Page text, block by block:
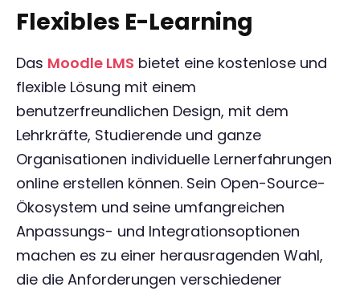
Flexibles E-Learning
Das Moodle LMS bietet eine kostenlose und
flexible Lösung mit einem
benutzerfreundlichen Design, mit dem
Lehrkräfte, Studierende und ganze
Organisationen individuelle Lernerfahrungen
online erstellen können. Sein Open-Source-
Ökosystem und seine umfangreichen
Anpassungs- und Integrationsoptionen
machen es zu einer herausragenden Wahl,
die die Anforderungen verschiedener